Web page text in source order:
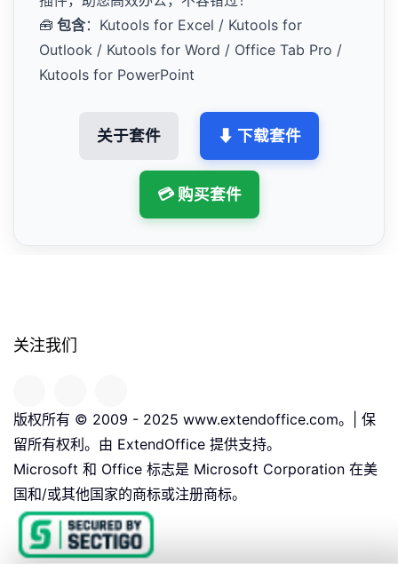
🧰 包含：Kutools for Excel / Kutools for
Outlook / Kutools for Word / Office Tab Pro /
Kutools for PowerPoint
关于套件 ⬇ 下载套件
💳 购买套件
关注我们
版权所有 © 2009 - 2025 www.extendoffice.com。| 保
留所有权利。由 ExtendOffice 提供支持。
Microsoft 和 Office 标志是 Microsoft Corporation 在美
国和/或其他国家的商标或注册商标。